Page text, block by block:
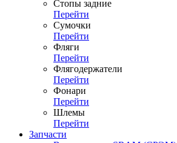
Стопы задние
Перейти
Сумочки
Перейти
Фляги
Перейти
Флягодержатели
Перейти
Фонари
Перейти
Шлемы
Перейти
Запчасти